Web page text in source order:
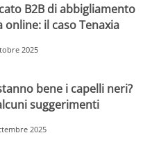
B2B di abbigliamento
online: il caso Tenaxia
2025
bene i capelli neri?
suggerimenti
2025